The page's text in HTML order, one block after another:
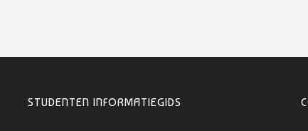
STUDENTEN INFORMATIEGIDS